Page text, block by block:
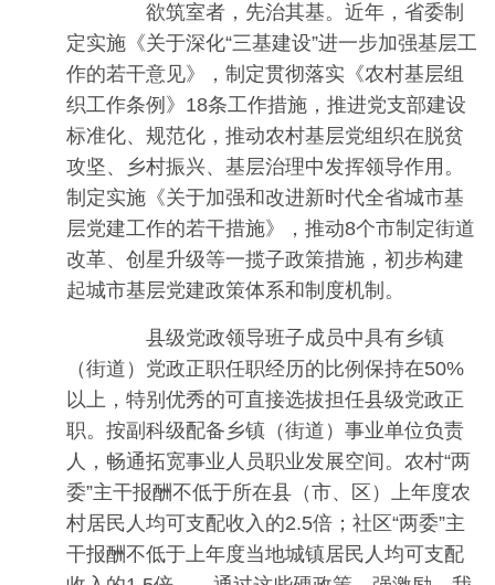
欲筑室者，先治其基。近年，省委制
定实施《关于深化“三基建设”进一步加强基层工
作的若干意见》，制定贯彻落实《农村基层组
织工作条例》18条工作措施，推进党支部建设
标准化、规范化，推动农村基层党组织在脱贫
攻坚、乡村振兴、基层治理中发挥领导作用。
制定实施《关于加强和改进新时代全省城市基
层党建工作的若干措施》，推动8个市制定街道
改革、创星升级等一揽子政策措施，初步构建
起城市基层党建政策体系和制度机制。
县级党政领导班子成员中具有乡镇
（街道）党政正职任职经历的比例保持在50%
以上，特别优秀的可直接选拔担任县级党政正
职。按副科级配备乡镇（街道）事业单位负责
人，畅通拓宽事业人员职业发展空间。农村“两
委”主干报酬不低于所在县（市、区）上年度农
村居民人均可支配收入的2.5倍；社区“两委”主
干报酬不低于上年度当地城镇居民人均可支配